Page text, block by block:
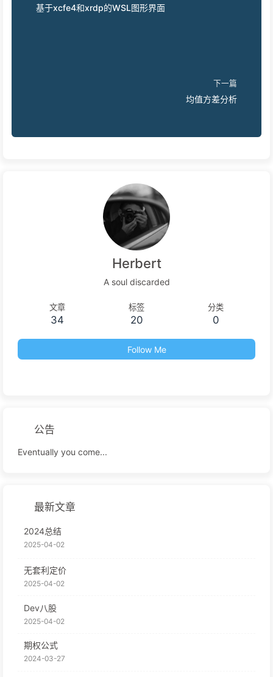
基于xcfe4和xrdp的WSL图形界面
下一篇
均值方差分析
Herbert
A soul discarded
文章
34
标签
20
分类
0
Follow Me
公告
Eventually you come...
最新文章
2024总结
2025-04-02
无套利定价
2025-04-02
Dev八股
2025-04-02
期权公式
2024-03-27